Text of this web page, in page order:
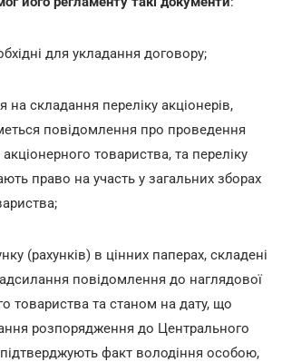
для укладання договору;
складання переліку акціонерів,
повідомлення про проведення
товариства, та переліку
право на участь у загальних зборах
(рахунків) в цінних паперах, складені
повідомлення до наглядової
товариства та станом на дату, що
розпорядження до Центрального
факт володіння особою,